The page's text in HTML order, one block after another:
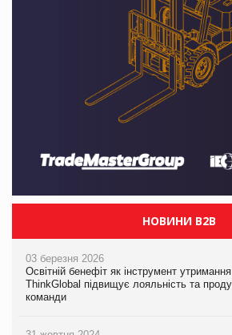
НОВИНИ B2B
03 березня 2026
Освітній бенефіт як інструмент
ThinkGlobal підвищує лояльність та
команди